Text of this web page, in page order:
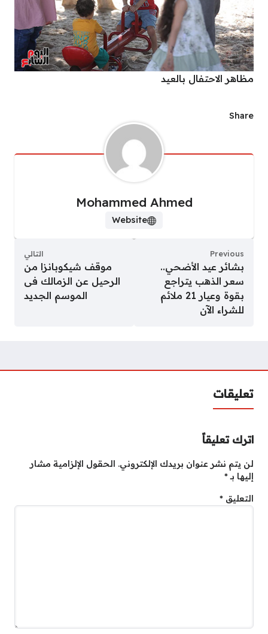
مظاهر الاحتفال بالعيد
Share
Mohammed Ahmed
Website
Previous
بشائر عيد الأضحي..
سعر الذهب يتراجع
بقوة وعيار 21 ملائم
للشراء الآن
التالي
موقف شيكوبانزا من
الرحيل عن الزمالك فى
الموسم الجديد
تعليقات
اترك تعليقاً
لن يتم نشر عنوان بريدك الإلكتروني. الحقول الإلزامية مشار
إليها بـ*
التعليق *